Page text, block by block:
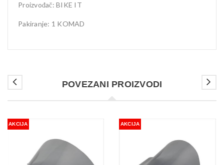
Proizvođač: BIKE IT
Pakiranje: 1 KOMAD
POVEZANI PROIZVODI
AKCIJA AKCIJA